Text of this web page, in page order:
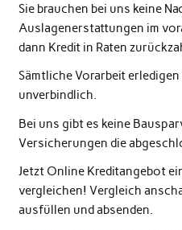
Sie brauchen bei uns keine
Auslagenerstattungen im
dann Kredit in Raten
Sämtliche Vorarbeit
unverbindlich.
Bei uns gibt es keine
Versicherungen die
Jetzt Online Kreditangebot
vergleichen! Vergleich
ausfüllen und absenden.